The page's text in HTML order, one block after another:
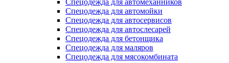
Спецодежда для автомеханников
Спецодежда для автомойки
Спецодежда для автосервисов
Спецодежда для автослесарей
Спецодежда для бетонщика
Спецодежда для маляров
Спецодежда для мясокомбината